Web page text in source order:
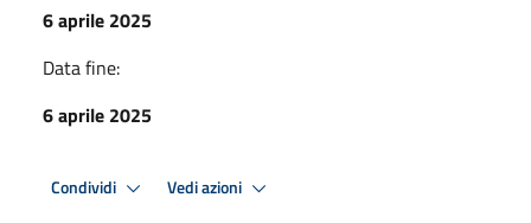
6 aprile 2025
Data fine:
6 aprile 2025
Condividi Vedi azioni